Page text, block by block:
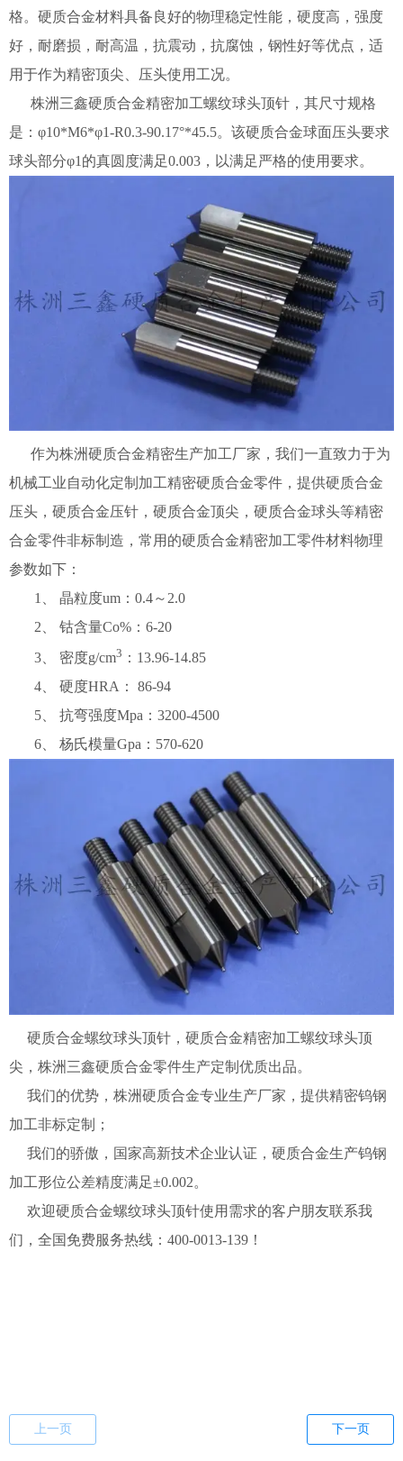
格。硬质合金材料具备良好的物理稳定性能，硬度高，强度
好，耐磨损，耐高温，抗震动，抗腐蚀，钢性好等优点，适
用于作为精密顶尖、压头使用工况。
株洲三鑫硬质合金精密加工螺纹球头顶针，其尺寸规格
是：φ10*M6*φ1-R0.3-90.17°*45.5。该硬质合金球面压头要求
球头部分φ1的真圆度满足0.003，以满足严格的使用要求。
作为株洲硬质合金精密生产加工厂家，我们一直致力于为
机械工业自动化定制加工精密硬质合金零件，提供硬质合金
压头，硬质合金压针，硬质合金顶尖，硬质合金球头等精密
合金零件非标制造，常用的硬质合金精密加工零件材料物理
参数如下：
1、 晶粒度um：0.4～2.0
2、 钴含量Co%：6-20
3、 密度g/cm3 ：13.96-14.85
4、 硬度HRA： 86-94
5、 抗弯强度Mpa：3200-4500
6、 杨氏模量Gpa：570-620
硬质合金螺纹球头顶针， 硬质合金精密加工螺纹球头顶
尖，株洲三鑫硬质合金零件生产定制优质出品。
我们的优势，株洲硬质合金专业生产厂家，提供精密钨钢
加工非标定制；
我们的骄傲，国家高新技术企业认证，硬质合金生产钨钢
加工形位公差精度满足±0.002。
欢迎硬质合金螺纹球头顶针使用需求的客户朋友联系我
们，全国免费服务热线：400-0013-139！
上一页 下一页